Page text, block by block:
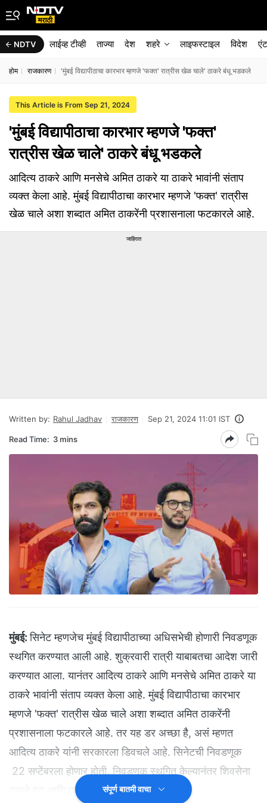
NDTV लाईव्ह टीव्ही ताज्या देश शहरे लाइफस्टाइल विदेश
होम राजकारण 'मुंबई विद्यापीठाचा कारभार म्हणजे 'फक्त' रात्रीस खेळ चाले' ठाकरे बंधू भडकले
This Article is From Sep 21, 2024
'मुंबई विद्यापीठाचा कारभार म्हणजे 'फक्त'
रात्रीस खेळ चाले' ठाकरे बंधू भडकले
आदित्य ठाकरे आणि मनसेचे अमित ठाकरे या ठाकरे भावांनी संताप
व्यक्त केला आहे. मुंबई विद्यापीठाचा कारभार म्हणजे 'फक्त' रात्रीस
खेळ चाले अशा शब्दात अमित ठाकरेंनी प्रशासनाला फटकारले आहे.
जाहिरात
Written by: Rahul Jadhav राजकारण Sep 21, 2024 11:01 IST
Read Time: 3 mins
मुंबई: सिनेट म्हणजेच मुंबई विद्यापीठाच्या अधिसभेची होणारी निवडणूक
स्थगित करण्यात आली आहे. शुक्रवारी रात्री याबाबतचा आदेश जारी
करण्यात आला. यानंतर आदित्य ठाकरे आणि मनसेचे अमित ठाकरे या
ठाकरे भावांनी संताप व्यक्त केला आहे. मुंबई विद्यापीठाचा कारभार
म्हणजे 'फक्त' रात्रीस खेळ चाले अशा शब्दात अमित ठाकरेंनी
प्रशासनाला फटकारले आहे. तर यह डर अच्छा है, असं म्हणत
आदित्य ठाकरे यांनी सरकारला डिवचले आहे. सिनेटची निवडणूक
22 सप्टेंबरला होणार होती. निवडणूक स्थगित केल्यानंतर शिवसेना
ठाकरे गट आणि मनसेने नाराजी व्यक्त केली आहे.
संपूर्ण बातमी वाचा